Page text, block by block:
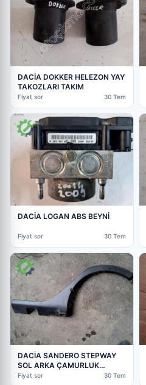
DACİA DOKKER HELEZON YAY
TAKOZLARI TAKIM
Fiyat sor 30 Tem
DACİA LOGAN ABS BEYNİ
Fiyat sor 30 Tem
DACİA SANDERO STEPWAY
SOL ARKA ÇAMURLUK
DODİĞİ
Fiyat sor 30 Tem